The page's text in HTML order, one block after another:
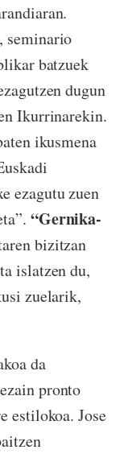
seminario
batzuek
dugun
Ikurrinarekin.
ikusmena
ezagutu zuen
“Gernika-
bizitzan
islatzen du,
zuelarik,
da
pronto
estilokoa. Jose